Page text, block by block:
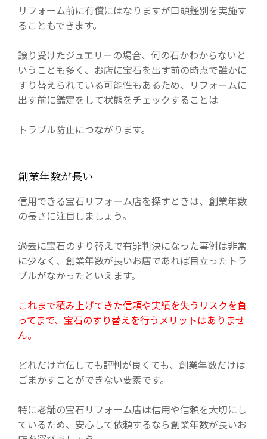
リフォーム前に有償にはなりますが口頭鑑別を実施す
ることもできます。
譲り受けたジュエリーの場合、何の石かわからないと
いうことも多く、お店に宝石を出す前の時点で誰かに
すり替えられている可能性もあるため、リフォームに
出す前に鑑定をして状態をチェックすることは
トラブル防止につながります。
創業年数が長い
信用できる宝石リフォーム店を探すときは、創業年数
の長さに注目しましょう。
過去に宝石のすり替えで有罪判決になった事例は非常
に少なく、創業年数が長いお店であれば目立ったトラ
ブルがなかったといえます。
これまで積み上げてきた信頼や実績を失うリスクを負
ってまで、宝石のすり替えを行うメリットはありませ
ん。
どれだけ宣伝しても評判が良くても、創業年数だけは
ごまかすことができない要素です。
特に老舗の宝石リフォーム店は信用や信頼を大切にし
ているため、安心して依頼するなら創業年数が長いお